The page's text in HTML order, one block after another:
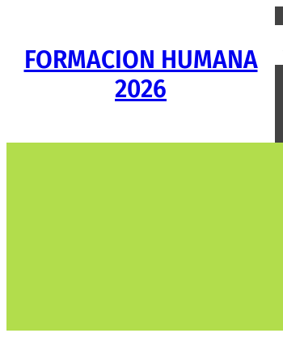
contenido
FORMACION HUMANA
2026